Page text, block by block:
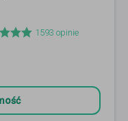
1593 opinie